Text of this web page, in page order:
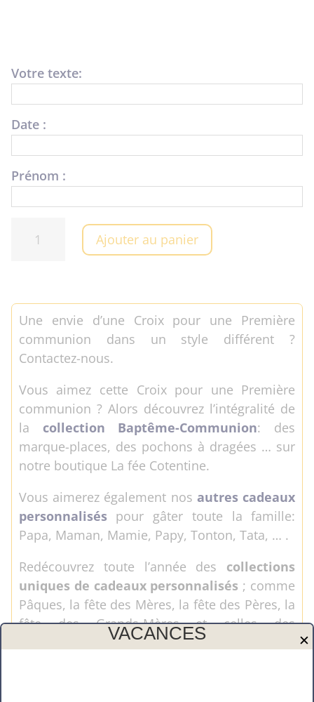
Votre texte:
Date :
Prénom :
Première
communion
Ajouter au panier
Une envie d’une Croix pour une Première
communion dans un style différent ?
Contactez-nous.
Vous aimez cette Croix pour une Première
communion ? Alors découvrez l’intégralité de
la collection Baptême-Communion: des
marque-places, des pochons à dragées … sur
notre boutique La fée Cotentine.
Vous aimerez également nos autres cadeaux
personnalisés pour gâter toute la famille:
Papa, Maman, Mamie, Papy, Tonton, Tata, … .
Redécouvrez toute l’année des collections
uniques de cadeaux personnalisés ; comme
Pâques, la fête des Mères, la fête des Pères, la
fête des Grands-Mères et celles des
VACANCES ✕